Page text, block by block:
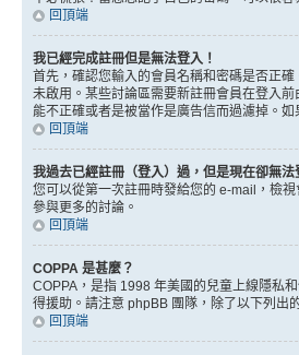
回頂端
我已經完成註冊但是無法登入！
首先，確認您輸入的會員名稱和密碼是否正
未啟用。某些討論區需要新註冊會員在登入
能不正確或者是被當作是廣告信而過濾掉。
回頂端
我過去已經註冊（登入）過，但是現在卻無法
您可以從第一次註冊時發給您的 e-mail，檢
參與更多的討論。
回頂端
COPPA 是甚麼？
COPPA，是指 1998 年美國的兒童上線隱私
得援助。請注意 phpBB 團隊，除了以下列出
回頂端